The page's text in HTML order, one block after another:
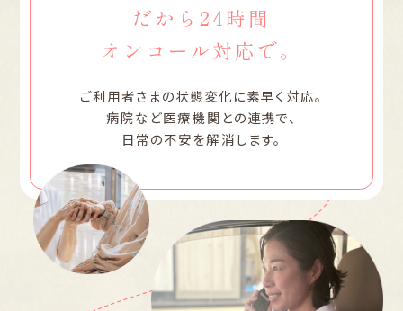
だから24時間
オンコール対応で。
ご利用者さまの状態変化に素早く対応。
病院など医療機関との連携で、
日常の不安を解消します。